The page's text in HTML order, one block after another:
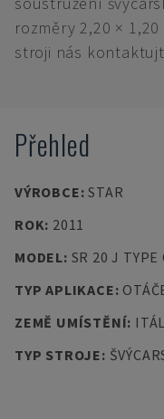
rozměry 2,20 ×
stroji nás
Přehled
VÝROBCE:STAR
ROK: 2011
MODEL: SR 20 J TYPE
TYP APLIKACE:
ZEMĚ UMÍSTĚNÍ:
TYP STROJE: